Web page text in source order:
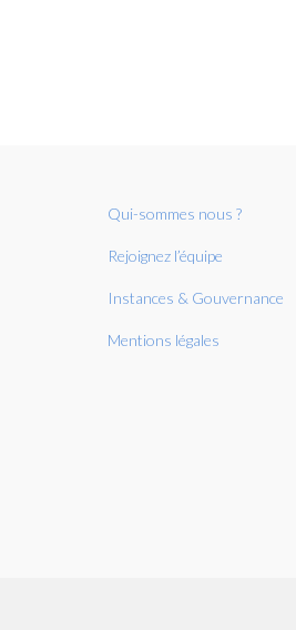
Qui-sommes nous ?
Rejoignez l’équipe
Instances & Gouvernance
Mentions légales